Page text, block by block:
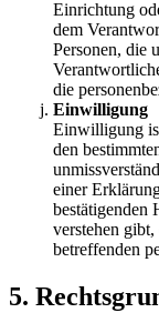
Einrichtung
dem
Personen, die
die
Einwilligung
Einwilligung
den
einer
bestätigenden
verstehen
betreffenden
5.